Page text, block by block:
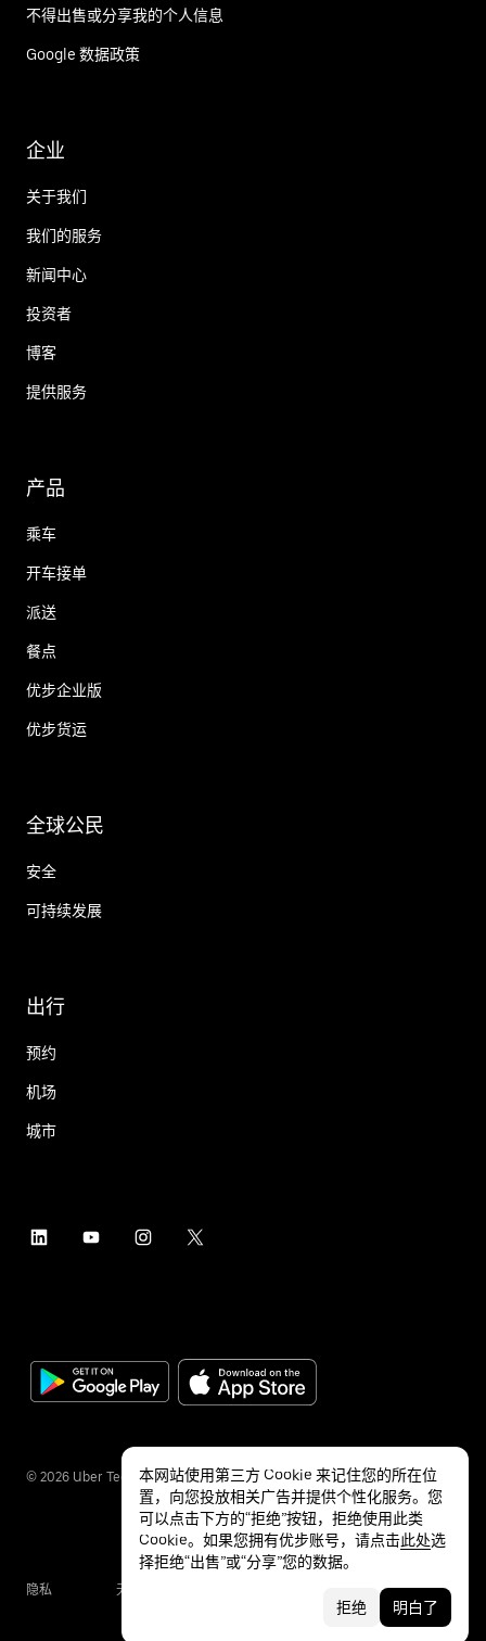
不得出售或分享我的个人信息
Google 数据政策
企业
关于我们
我们的服务
新闻中心
投资者
博客
提供服务
产品
乘车
开车接单
派送
餐点
优步企业版
优步货运
全球公民
安全
可持续发展
出行
预约
机场
城市
© 2026 Uber Technologies Inc.
隐私 无障碍服务
本网站使用第三方 Cookie 来记住您的所在位
置，向您投放相关广告并提供个性化服务。您
可以点击下方的“拒绝”按钮，拒绝使用此类
Cookie。如果您拥有优步账号，请点击此处选
择拒绝“出售”或“分享”您的数据。
拒绝 明白了